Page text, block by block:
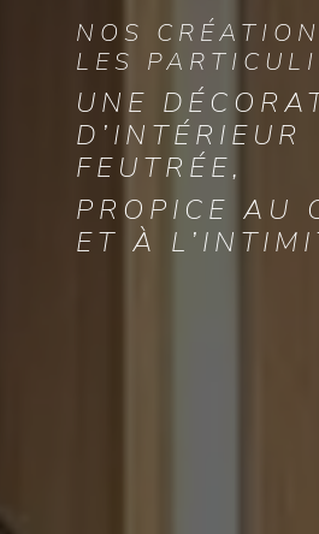
NOS
LES
UNE
D’INTÉRIEUR
FEUTRÉE,
PROPICE AU
ET À